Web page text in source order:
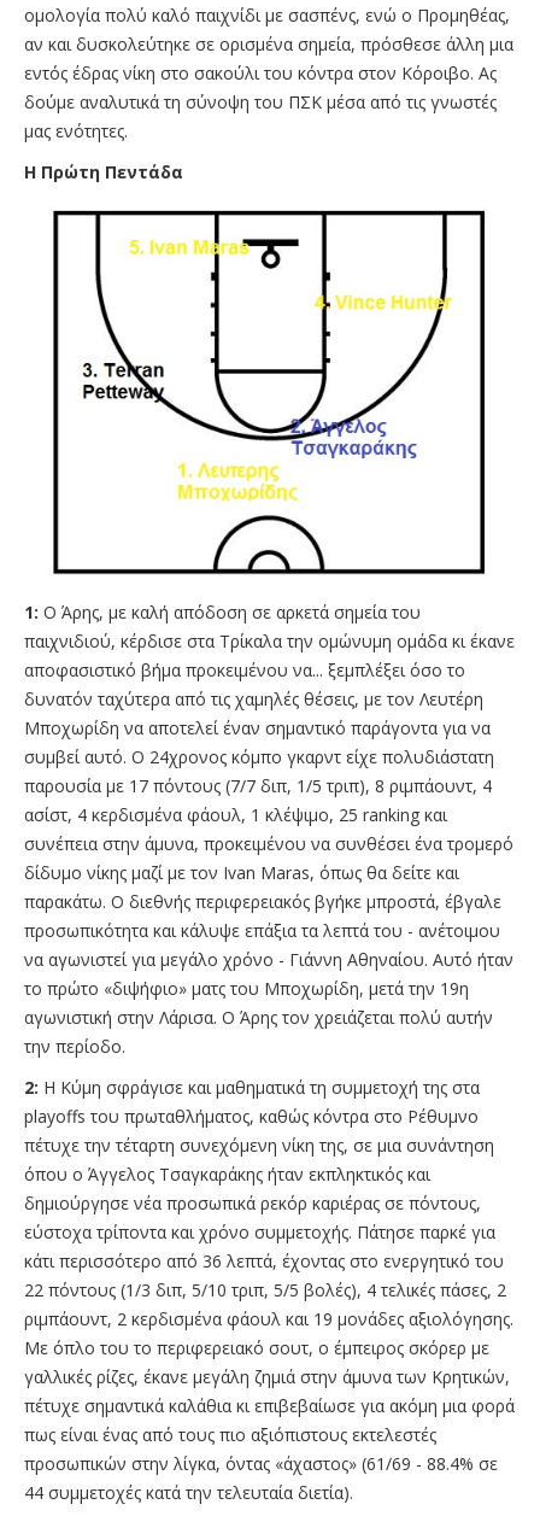
ομολογία πολύ καλό παιχνίδι με σασπένς, ενώ ο Προμηθέας,
αν και δυσκολεύτηκε σε ορισμένα σημεία, πρόσθεσε άλλη μια
εντός έδρας νίκη στο σακούλι του κόντρα στον Κόροιβο. Ας
δούμε αναλυτικά τη σύνοψη του ΠΣΚ μέσα από τις γνωστές
μας ενότητες.
Η Πρώτη Πεντάδα
1: Ο Άρης, με καλή απόδοση σε αρκετά σημεία του
παιχνιδιού, κέρδισε στα Τρίκαλα την ομώνυμη ομάδα κι έκανε
αποφασιστικό βήμα προκειμένου να... ξεμπλέξει όσο το
δυνατόν ταχύτερα από τις χαμηλές θέσεις, με τον Λευτέρη
Μποχωρίδη να αποτελεί έναν σημαντικό παράγοντα για να
συμβεί αυτό. Ο 24χρονος κόμπο γκαρντ είχε πολυδιάστατη
παρουσία με 17 πόντους (7/7 διπ, 1/5 τριπ), 8 ριμπάουντ, 4
ασίστ, 4 κερδισμένα φάουλ, 1 κλέψιμο, 25 ranking και
συνέπεια στην άμυνα, προκειμένου να συνθέσει ένα τρομερό
δίδυμο νίκης μαζί με τον Ivan Maras, όπως θα δείτε και
παρακάτω. Ο διεθνής περιφερειακός βγήκε μπροστά, έβγαλε
προσωπικότητα και κάλυψε επάξια τα λεπτά του - ανέτοιμου
να αγωνιστεί για μεγάλο χρόνο - Γιάννη Αθηναίου. Αυτό ήταν
το πρώτο «διψήφιο» ματς του Μποχωρίδη, μετά την 19η
αγωνιστική στην Λάρισα. Ο Άρης τον χρειάζεται πολύ αυτήν
την περίοδο.
2: Η Κύμη σφράγισε και μαθηματικά τη συμμετοχή της στα
playoffs του πρωταθλήματος, καθώς κόντρα στο Ρέθυμνο
πέτυχε την τέταρτη συνεχόμενη νίκη της, σε μια συνάντηση
όπου ο Άγγελος Τσαγκαράκης ήταν εκπληκτικός και
δημιούργησε νέα προσωπικά ρεκόρ καριέρας σε πόντους,
εύστοχα τρίποντα και χρόνο συμμετοχής. Πάτησε παρκέ για
κάτι περισσότερο από 36 λεπτά, έχοντας στο ενεργητικό του
22 πόντους (1/3 διπ, 5/10 τριπ, 5/5 βολές), 4 τελικές πάσες, 2
ριμπάουντ, 2 κερδισμένα φάουλ και 19 μονάδες αξιολόγησης.
Με όπλο του το περιφερειακό σουτ, ο έμπειρος σκόρερ με
γαλλικές ρίζες, έκανε μεγάλη ζημιά στην άμυνα των Κρητικών,
πέτυχε σημαντικά καλάθια κι επιβεβαίωσε για ακόμη μια φορά
πως είναι ένας από τους πιο αξιόπιστους εκτελεστές
προσωπικών στην λίγκα, όντας «άχαστος» (61/69 - 88.4% σε
44 συμμετοχές κατά την τελευταία διετία).